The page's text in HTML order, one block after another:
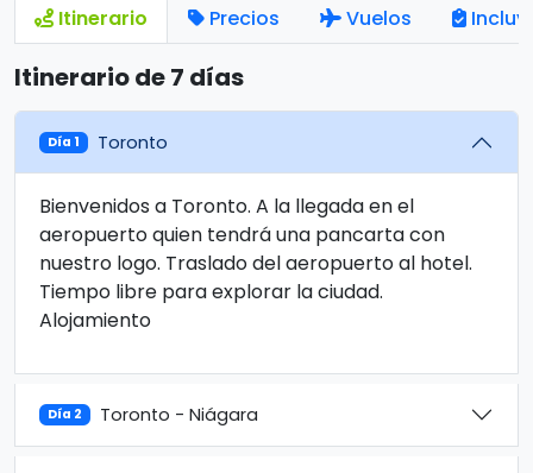
Itinerario Precios Vuelos
Itinerario de 7 días
Día 1 Toronto
Bienvenidos a Toronto. A la llegada en el
aeropuerto quien tendrá una pancarta con
nuestro logo. Traslado del aeropuerto al hotel.
Tiempo libre para explorar la ciudad.
Alojamiento
Día 2 Toronto - Niágara